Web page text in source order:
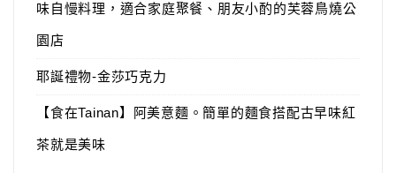
味自慢料理，適合家庭聚餐、朋友小酌的芙蓉鳥燒公
園店
耶誕禮物-金莎巧克力
【食在Tainan】阿美意麵。簡單的麵食搭配古早味紅
茶就是美味